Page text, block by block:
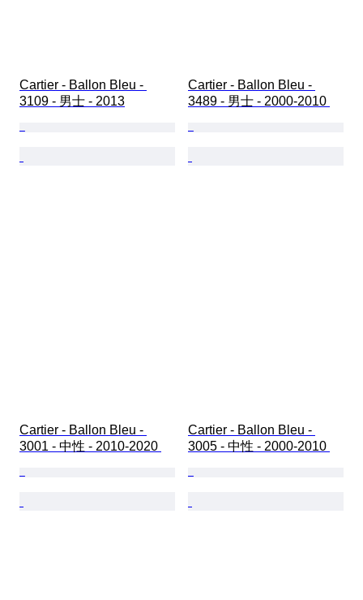
Cartier - Ballon Bleu -
3109 - 男士 - 2013
Cartier - Ballon Bleu -
3489 - 男士 - 2000-2010
Cartier - Ballon Bleu -
3001 - 中性 - 2010-2020
Cartier - Ballon Bleu -
3005 - 中性 - 2000-2010